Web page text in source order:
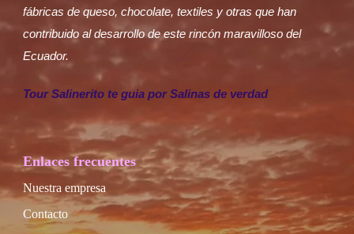
fábricas de queso, chocolate, textiles y otras que han
contribuido al desarrollo de este rincón maravilloso del
Ecuador.
Tour Salinerito te guia por Salinas de verdad
Enlaces frecuentes
Nuestra empresa
Contacto